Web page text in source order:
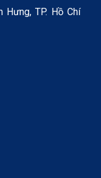
Hưng, TP. Hồ Chí